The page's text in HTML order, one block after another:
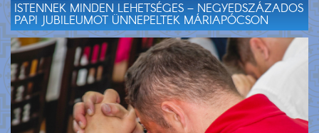
ISTENNEK MINDEN LEHETSÉGES – NEGYEDSZÁZADOS
PAPI JUBILEUMOT ÜNNEPELTEK MÁRIAPÓCSON